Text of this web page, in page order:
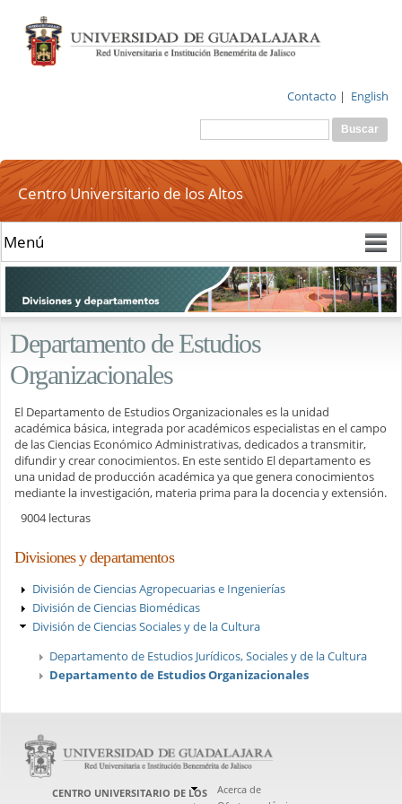
principal
Contacto | English
Formulario de
búsqueda
Buscar
Centro Universitario de los Altos
Departamento de Estudios
Organizacionales
El Departamento de Estudios Organizacionales es la unidad
académica básica, integrada por académicos especialistas en el campo
de las Ciencias Económico Administrativas, dedicados a transmitir,
difundir y crear conocimientos. En este sentido El departamento es
una unidad de producción académica ya que genera conocimientos
mediante la investigación, materia prima para la docencia y extensión.
9004 lecturas
Divisiones y departamentos
División de Ciencias Agropecuarias e Ingenierías
División de Ciencias Biomédicas
División de Ciencias Sociales y de la Cultura
Departamento de Estudios Jurídicos, Sociales y de la Cultura
Departamento de Estudios Organizacionales
CENTRO UNIVERSITARIO DE LOS
Acerca de